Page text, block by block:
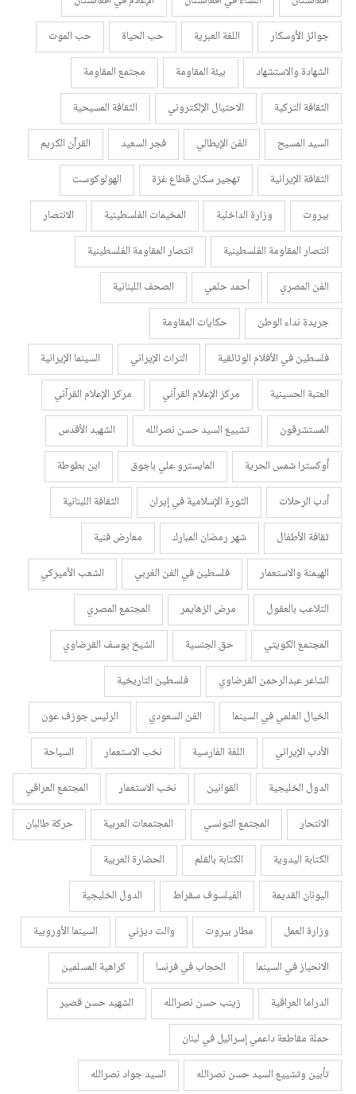
جوائز الأوسكار
اللغة العبرية حب الحياة
حب الموت
الشهادة والاستشهاد
بيئة المقاومة
مجتمع المقاومة
الثقافة التركية
الاحتيال الإلكتروني
الثقافة المسيحية
السيد المسيح
الفن الإيطالي فجر السعيد
القرآن الكريم
الثقافة الإيرانية
تهجير سكان قطاع غزة
الهولوكوست
بيروت
وزارة الداخلية المخيمات الفلسطينية
الانتصار
انتصار المقاومة الفلسطينية
انتصار المقاومة الفلسطينية
الفن المصري
أحمد حلمي
الصحف اللبنانية
جريدة نداء الوطن
حكايات المقاومة
فلسطين في الأفلام الوثائقية
التراث الإيراني
السينما الإيرانية
العتبة الحسينية
مركز الإعلام القرآني
مركز الإعلام القرآني
المستشرقون
تشييع السيد حسن نصرالله
الشهيد الأقدس
أوكسترا شمس الحرية
المايسترو علي باجوق
ابن بطوطة
أدب الرحلات
الثورة الإسلامية في إيران
الثقافة اللبنانية
ثقافة الأطفال
شهر رمضان المبارك
معارض فنية
الهيمنة والاستعمار
فلسطين في الفن الغربي
الشعب الأميركي
التلاعب بالعقول
مرض الزهايمر
المجتمع المصري
المجتمع الكويتي
حق الجنسية
الشيخ يوسف القرضاوي
الشاعر عبدالرحمن القرضاوي
فلسطين التاريخية
الخيال العلمي في السينما
الفن السعودي
الرئيس جوزف عون
الأدب الإيراني
اللغة الفارسية نخب الاستعمار
السياحة
الدول الخليجية
القوانين نخب الاستعمار
المجتمع العراقي
الانتحار
المجتمع التونسي المجتمعات العربية
حركة طالبان
الكتابة اليدوية
الكتابة بالقلم
الحضارة العربية
اليونان القديمة
الفيلسوف سقراط
الدول الخليجية
وزارة العمل
مطار بيروت والت ديزني
السينما الأوروبية
الانحياز في السينما
الحجاب في فرنسا
كراهية المسلمين
الدراما العراقية
زينب حسن نصرالله
الشهيد حسن قصير
حملة مقاطعة داعمي إسرائيل في لبنان
تأبين وتشييع السيد حسن نصرالله
السيد جواد نصرالله